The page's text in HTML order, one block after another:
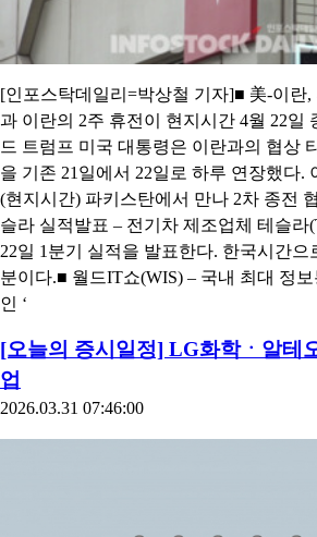
[인포스탁데일리=박상철 기자]■ 美-이란,
과 이란의 2주 휴전이 현지시간 4월 22일
드 트럼프 미국 대통령은 이란과의 협상
을 기존 21일에서 22일로 하루 연장했다.
(현지시간) 파키스탄에서 만나 2차 종전
슬라 실적발표 – 전기차 제조업체 테슬라
22일 1분기 실적을 발표한다. 한국시간으
분이다.■ 월드IT쇼(WIS) – 국내 최대 정
인 ‘
[오늘의 증시일정] LG화학ㆍ알테
업
2026.03.31 07:46:00